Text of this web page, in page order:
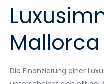
Mallorca
Die Finanzierung einer